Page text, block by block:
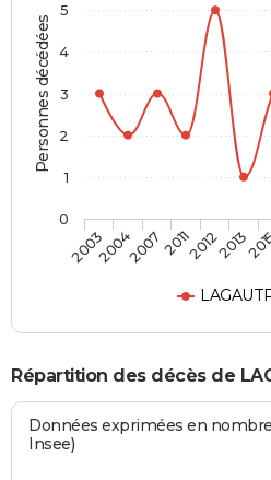
Personnes décédées
200320042007201120122013
0
1
2
3
4
5
Répartition des décès de
Données exprimées en
Insee)